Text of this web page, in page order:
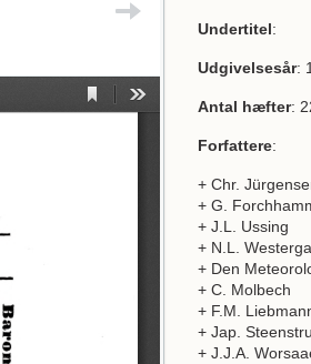
Undertitel:
Udgivelsesår:
Antal hæfter:
Forfattere:
+ Chr.
+ G.
+ J.L. Ussing
+ N.L.
+ Den
+ C. Molbech
+ F.M.
+ Jap.
+ J.J.A.